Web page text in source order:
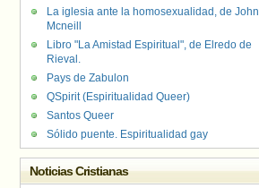
La iglesia ante la homosexualidad, de John
Mcneill
Libro "La Amistad Espiritual", de Elredo de
Rieval.
Pays de Zabulon
QSpirit (Espiritualidad Queer)
Santos Queer
Sólido puente. Espiritualidad gay
Noticias Cristianas